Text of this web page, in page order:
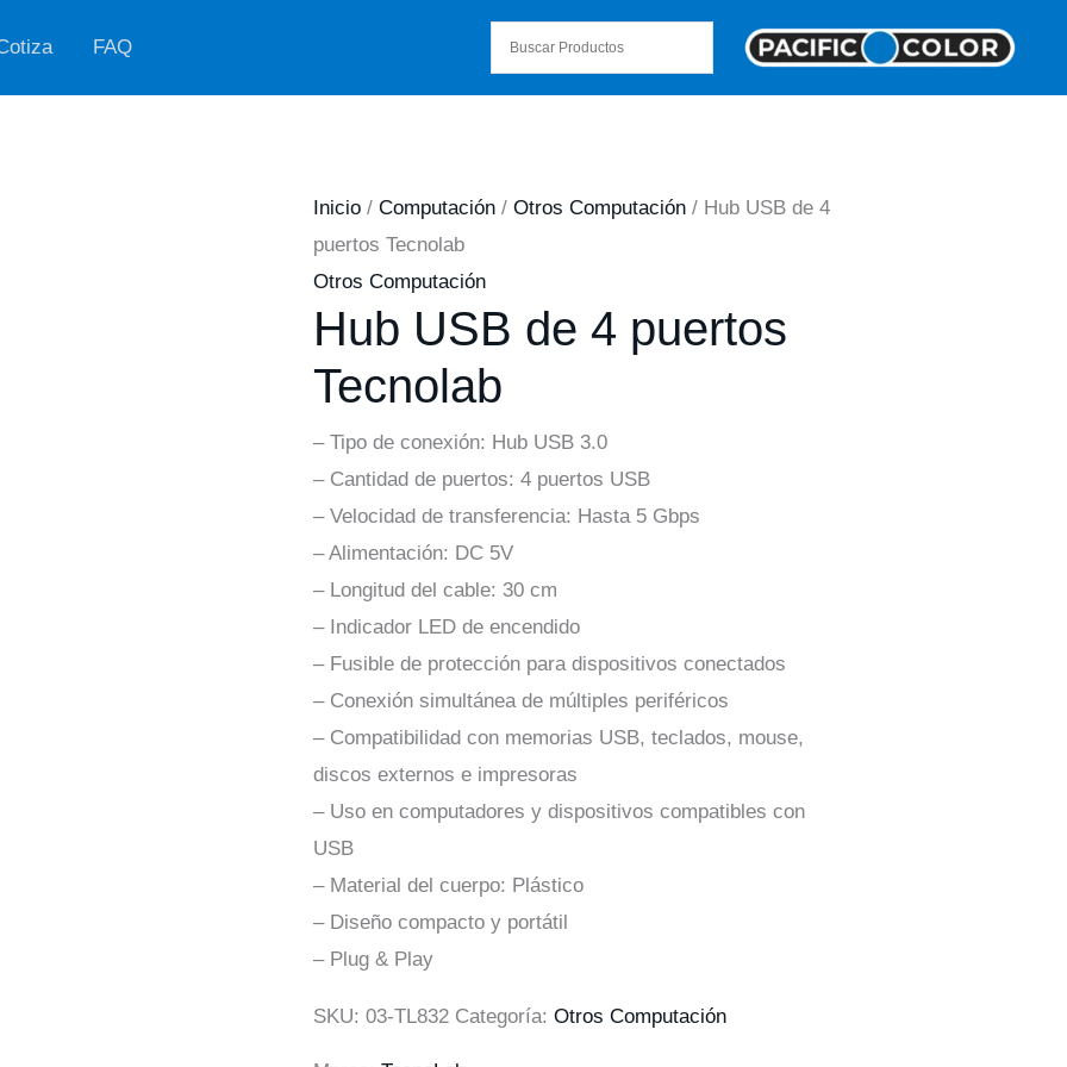
FAQ
Inicio/ Computación/ Otros Computación/ Hub USB de 4
puertos Tecnolab
Otros Computación
Hub USB de 4 puertos
Tecnolab
– Tipo de conexión: Hub USB 3.0
– Cantidad de puertos: 4 puertos USB
– Velocidad de transferencia: Hasta 5 Gbps
– Alimentación: DC 5V
– Longitud del cable: 30 cm
– Indicador LED de encendido
– Fusible de protección para dispositivos conectados
– Conexión simultánea de múltiples periféricos
– Compatibilidad con memorias USB, teclados, mouse,
discos externos e impresoras
– Uso en computadores y dispositivos compatibles con
USB
– Material del cuerpo: Plástico
– Diseño compacto y portátil
– Plug & Play
SKU: 03-TL832 Categoría: Otros Computación